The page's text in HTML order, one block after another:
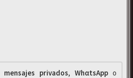
mensajes privados, WhαtsAppo